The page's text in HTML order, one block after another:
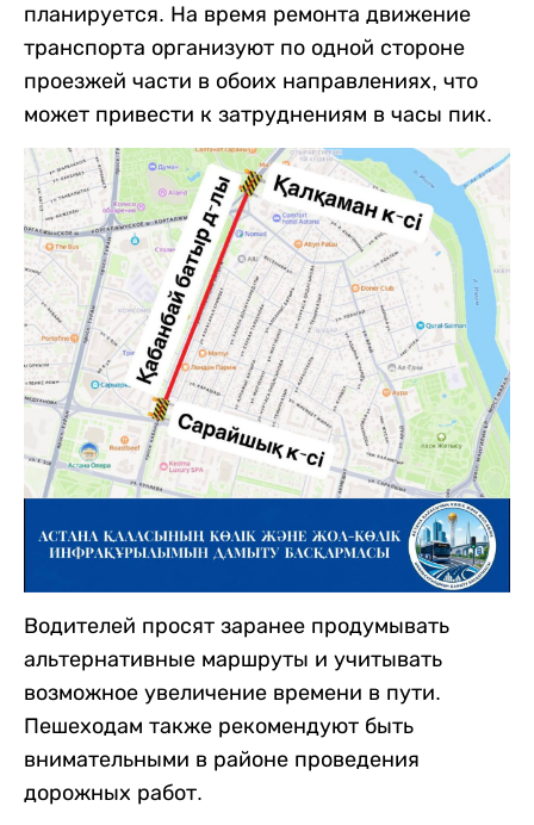
планируется. На время ремонта движение
транспорта организуют по одной стороне
проезжей части в обоих направлениях, что
может привести к затруднениям в часы пик.
Водителей просят заранее продумывать
альтернативные маршруты и учитывать
возможное увеличение времени в пути.
Пешеходам также рекомендуют быть
внимательными в районе проведения
дорожных работ.